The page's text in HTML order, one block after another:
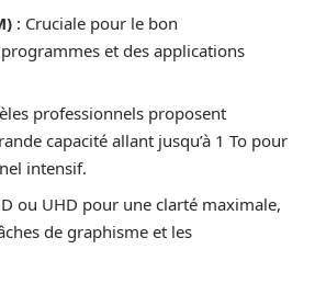
: Cruciale pour le bon
et des applications
professionnels proposent
capacité allant jusqu’à 1 To pour
intensif.
ou UHD pour une clarté maximale,
de graphisme et les